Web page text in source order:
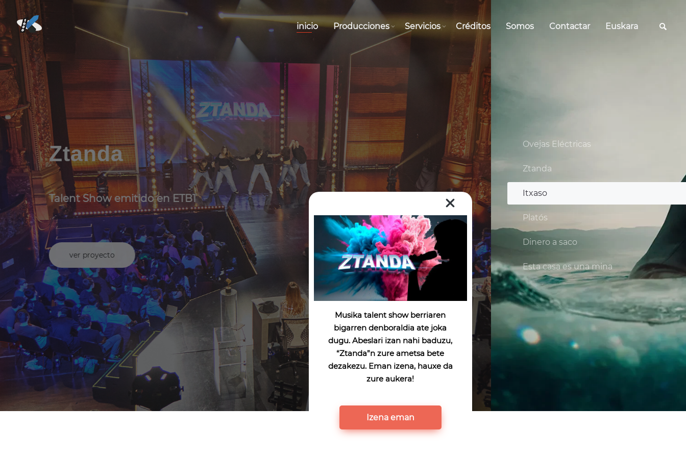
inicio Producciones Servicios Créditos Somos Contactar Euskara
Musika talent show berriaren
bigarren denboraldia ate joka
dugu. Abeslari izan nahi baduzu,
“Ztanda”n zure ametsa bete
dezakezu. Eman izena, hauxe da
zure aukera!
Izena eman
Itxaso
Serie de televisión producida por ETB, K 2000 y
The Mediapro Studio.
Ver proyecto
Ovejas Eléctricas
Ztanda
Itxaso
Platós
Dinero a saco
Esta casa es una mina
Necesito ayuda
Órbita Laika
Servicios audiovisuales
La víctima número 8